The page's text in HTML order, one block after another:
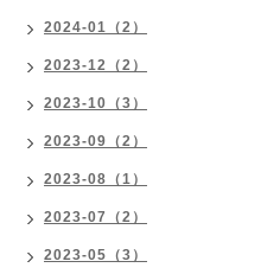
2024-01（2）
2023-12（2）
2023-10（3）
2023-09（2）
2023-08（1）
2023-07（2）
2023-05（3）